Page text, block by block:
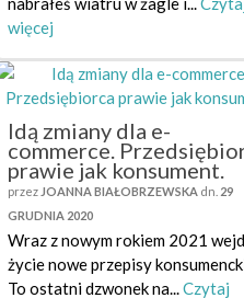
więcej
Idą zmiany dla e-
commerce.
prawie jak konsument.
przez JOANNA BIAŁOBRZEWSKA dn. 29
GRUDNIA 2020
Wraz z nowym rokiem 2021
życie nowe przepisy
To ostatni dzwonek na...Czytaj